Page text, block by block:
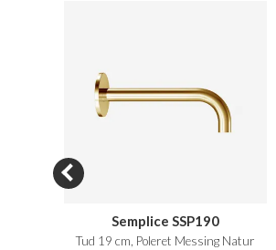
Semplice SSP190
Tud 19 cm, Poleret Messing Natur